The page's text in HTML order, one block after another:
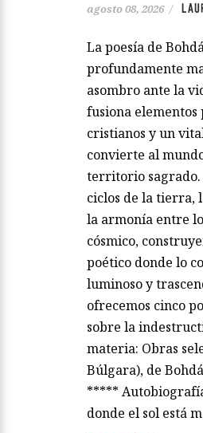
agosto 08, 2026 /
La poesía de
profundamente
asombro ante la
fusiona elementos
cristianos y un
convierte al
territorio sagrado.
ciclos de la tierra,
la armonía entre
cósmico,
poético donde lo
luminoso y
ofrecemos cinco
sobre la
materia: Obras
Búlgara), de
*****
donde el sol está